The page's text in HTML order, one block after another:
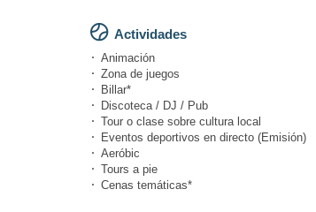
Actividades
Animación
Zona de juegos
Billar*
Discoteca / DJ / Pub
Tour o clase sobre cultura local
Eventos deportivos en directo (Emisión)
Aeróbic
Tours a pie
Cenas temáticas*